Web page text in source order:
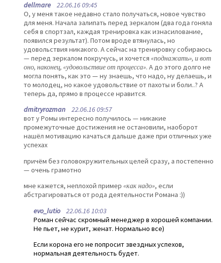
dellmare 22.06.16 09:45
О, у меня такое недавно стало получаться, новое чувство
для меня. Начала залипать перед зеркалом (два года гоняла
себя в спортзал, каждая тренировка как изнасилование,
появился результат). Потом вроде втянулась, но
удовольствия никакого. А сейчас на тренировку собираюсь
— перед зеркалом покручусь, и хочется «поднажать», и вот
оно, наконец, «удовольствие от процесса». А до этого долго не
могла понять, как это — ну знаешь, что надо, ну делаешь, и
то молодец, но какое удовольствие от пахоты и боли..? А
теперь да, прямо в процессе нравится.
dmitryrozman 22.06.16 09:57
вот у Ромы интересно получилось — никакие
промежуточные достижения не остановили, наоборот
нашёл мотивацию качаться дальше даже при отличных уже
успехах
причём без головокружительных целей сразу, а постепенно
— очень грамотно
мне кажется, неплохой пример «как надо», если
абстрагироваться от рода деятельности Романа :))
evo_lutio22.06.16 10:03
Роман сейчас скромный менеджер в хорошей компании.
Не пьет, не курит, женат. Нормально все)
Если корона его не попросит звездных успехов,
нормальная деятельность будет.